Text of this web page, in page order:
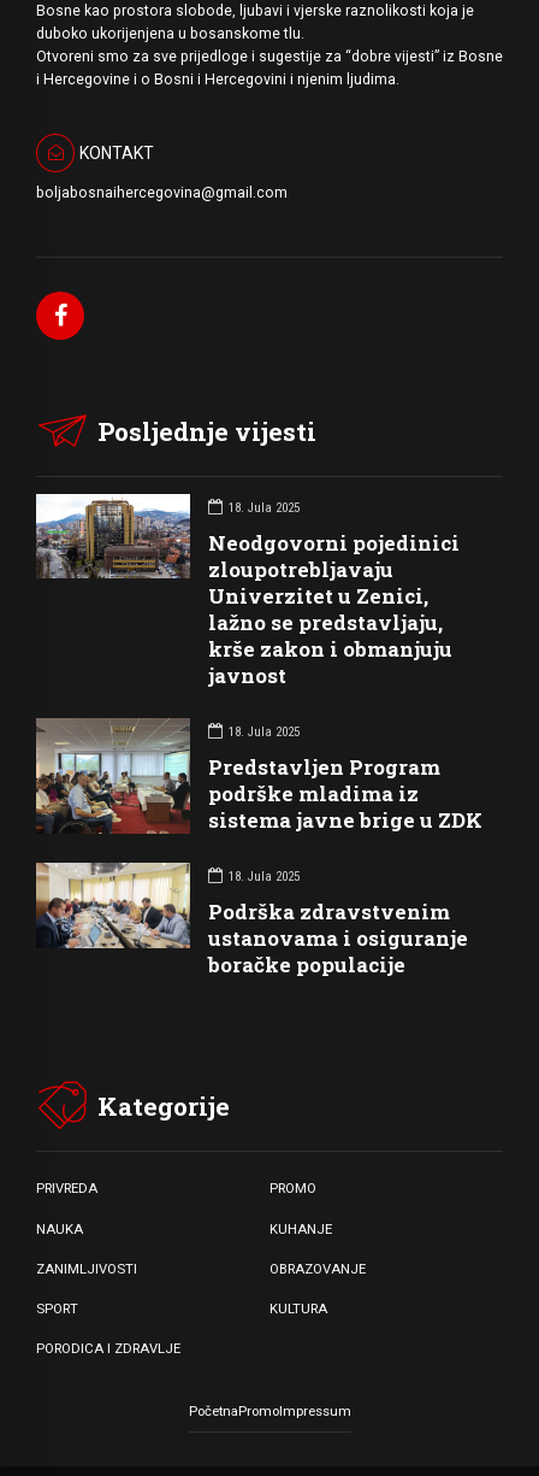
Bosne kao prostora slobode, ljubavi i vjerske raznolikosti koja je
duboko ukorijenjena u bosanskome tlu.
Otvoreni smo za sve prijedloge i sugestije za “dobre vijesti” iz Bosne
i Hercegovine i o Bosni i Hercegovini i njenim ljudima.
KONTAKT
boljabosnaihercegovina@gmail.com
Posljednje vijesti
18. Jula 2025
Neodgovorni pojedinici
zloupotrebljavaju
Univerzitet u Zenici,
lažno se predstavljaju,
krše zakon i obmanjuju
javnost
18. Jula 2025
Predstavljen Program
podrške mladima iz
sistema javne brige u ZDK
18. Jula 2025
Podrška zdravstvenim
ustanovama i osiguranje
boračke populacije
Kategorije
PRIVREDA PROMO
NAUKA KUHANJE
ZANIMLJIVOSTI OBRAZOVANJE
SPORT KULTURA
PORODICA I ZDRAVLJE
PočetnaPromoImpressum